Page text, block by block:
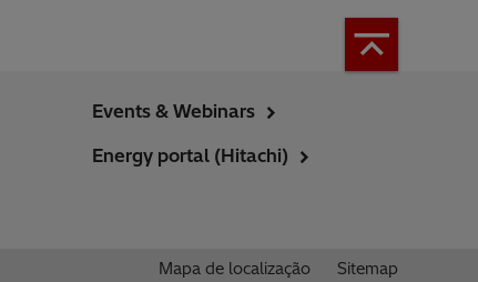
Events & Webinars
Energy portal (Hitachi)
Mapa de localização Sitemap